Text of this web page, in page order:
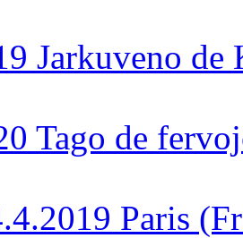
Jarkuveno de
Tago de
Paris